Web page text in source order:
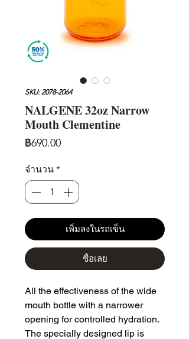
SKU: 2078-2064
NALGENE 32oz Narrow
Mouth Clementine
฿690.00ราคา
จำนวน *
เพิ่มลงในรถเข็น
ซื้อเลย
All the effectiveness of the wide
mouth bottle with a narrower
opening for controlled hydration.
The specially designed lip is